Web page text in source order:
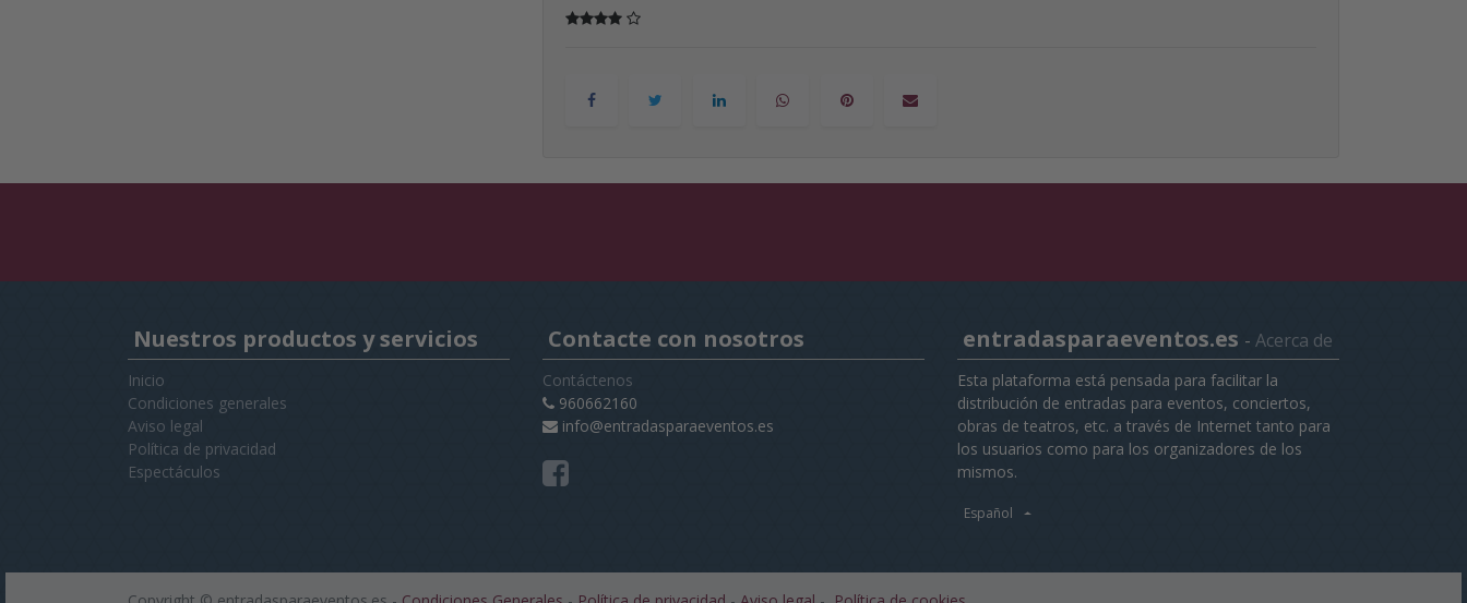
Nuestros productos y servicios
Inicio
Condiciones generales
Aviso legal
Política de privacidad
Espectáculos
Contacte con nosotros
Contáctenos
960662160
info@entradasparaeventos.es
entradasparaeventos.es - Acerca de
Esta plataforma está pensada para facilitar la
distribución de entradas para eventos, conciertos,
obras de teatros, etc. a través de Internet tanto para
los usuarios como para los organizadores de los
mismos.
Español